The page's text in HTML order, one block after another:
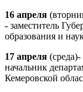
16 апреля
- заместитель
образования и
17 апреля (среда)-
начальник
Кемеровской